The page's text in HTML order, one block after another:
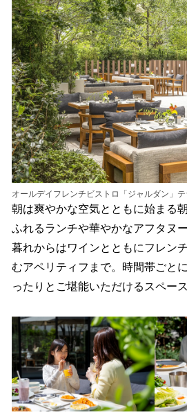
オールデイフレンチビストロ「ジャルダン」
朝は爽やかな空気とともに始まる
ふれるランチや華やかなアフタヌ
暮れからはワインとともにフレン
むアペリティフまで。時間帯ごと
ったりとご堪能いただけるスペース